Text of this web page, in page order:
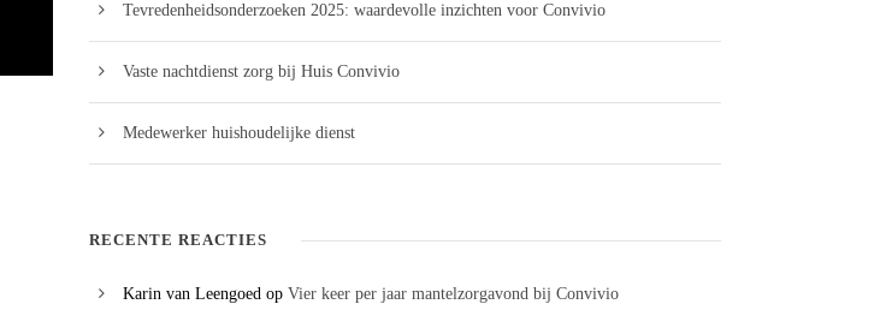
Tevredenheidsonderzoeken 2025: waardevolle inzichten voor Convivio
Vaste nachtdienst zorg bij Huis Convivio
Medewerker huishoudelijke dienst
RECENTE REACTIES
Karin van Leengoed op Vier keer per jaar mantelzorgavond bij Convivio